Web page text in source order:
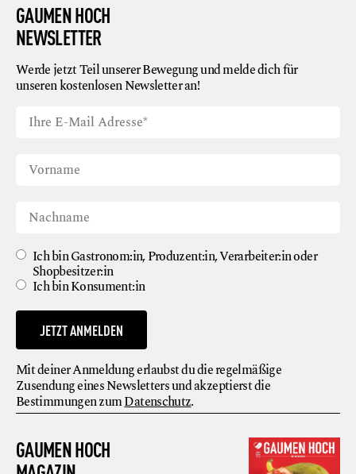
GAUMEN HOCH
GAUMEN HOCH
NEWSLETTER
Werde jetzt Teil unserer Bewegung und melde dich für
unseren kostenlosen Newsletter an!
Ich bin Gastronom:in, Produzent:in, Verarbeiter:in oder
Shopbesitzer:in
Ich bin Konsument:in
JETZT ANMELDEN
Mit deiner Anmeldung erlaubst du die regelmäßige
Zusendung eines Newsletters und akzeptierst die
Bestimmungen zumDatenschutz.